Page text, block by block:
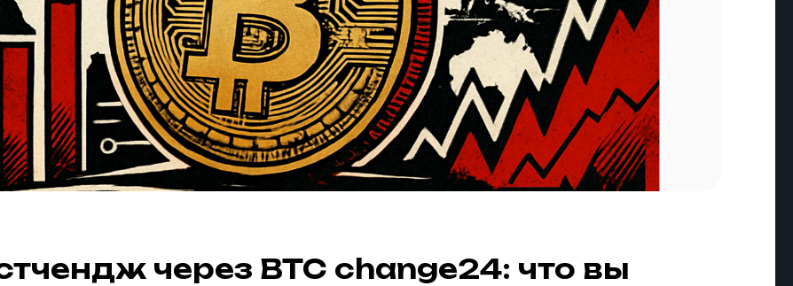
через BTC change24: что вы